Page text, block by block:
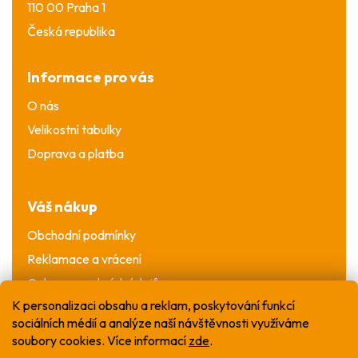
K personalizaci obsahu a reklam, poskytování funkcí
sociálních médií a analýze naší návštěvnosti využíváme
soubory cookies. Více informací zde.
110 00 Praha 1
Česká republika
Informace pro vás
O nás
Velikostní tabulky
Doprava a platba
Váš nákup
Obchodní podmínky
Reklamace a vrácení
Ochrana osobních údajů